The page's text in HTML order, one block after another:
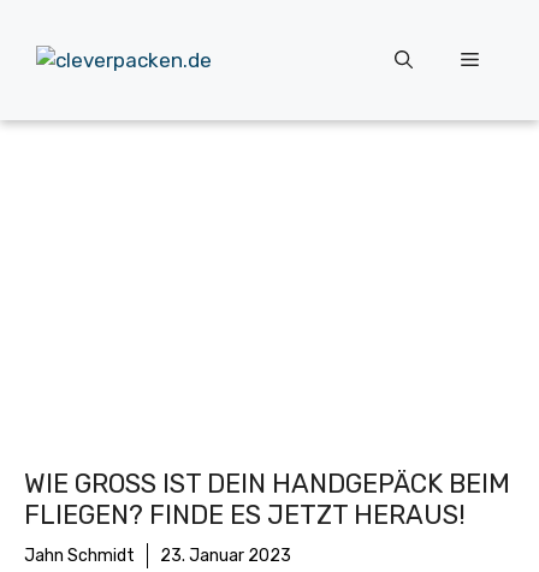
Inhalt
springen
Menü
WIE GROSS IST DEIN HANDGEPÄCK BEIM F
LIEGEN? FINDE ES JETZT HERAUS!
Jahn Schmidt 23. Januar 2023